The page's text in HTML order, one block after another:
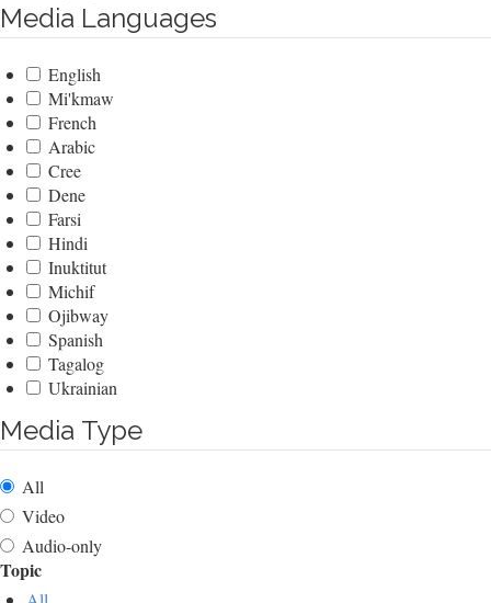
Media Languages
English
Mi'kmaw
French
Arabic
Cree
Dene
Farsi
Hindi
Inuktitut
Michif
Ojibway
Spanish
Tagalog
Ukrainian
Media Type
All
Video
Audio-only
Topic